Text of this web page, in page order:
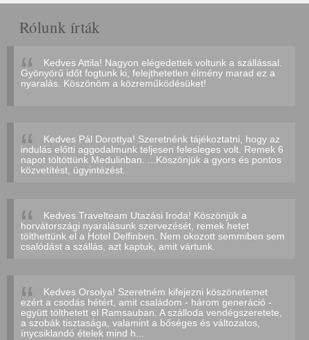
Rólunk írták
Kedves Attila! Nagyon elégedettek voltunk a szállással.
Gyönyörű időt fogtunk ki, felejthetetlen élmény marad ez a
nyaralás. Köszönöm a közreműködésüket!
Kedves Pál Dorottya! Szeretnénk tájékoztatni, hogy az
indulás előtti aggodalmunk teljesen felesleges volt. Remek 6
napot töltöttünk Medulinban. ...Köszönjük a gyors és pontos
közvetítést, ügyintézést.
Kedves Travelteam Utazási Iroda! Köszönjük a
horvátországi nyaralásunk szervezését, remek hetet
tölthettünk el a Hotel Delfinben. Nem okozott semmiben sem
csalódást a szállás, azt kaptuk, amit vártunk.
Kedves Orsolya! Szeretném kifejezni köszönetemet
ezért a csodás hétért, amit családom - három generáció -
együtt tölthetett el Ramsauban. A szálloda vendégszeretete,
a szobák tisztasága, valamint a bőséges és változatos,
ínycsiklandó ételek mind h...